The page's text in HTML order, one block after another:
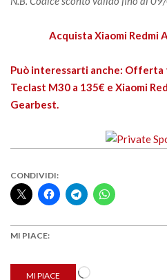
Acquista Xiaomi Redmi
Può interessarti anche: Offerta
Teclast M30 a 135€ e Xiaomi
Gearbest.
CONDIVIDI:
MI PIACE:
MI PIACE
Caricamento